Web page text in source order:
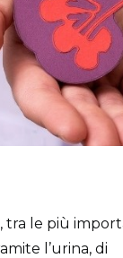
le più
l’urina, di